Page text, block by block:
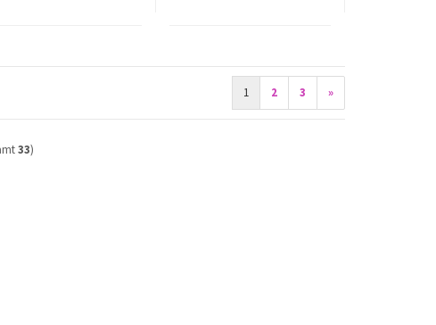
1 2 3 »
33)